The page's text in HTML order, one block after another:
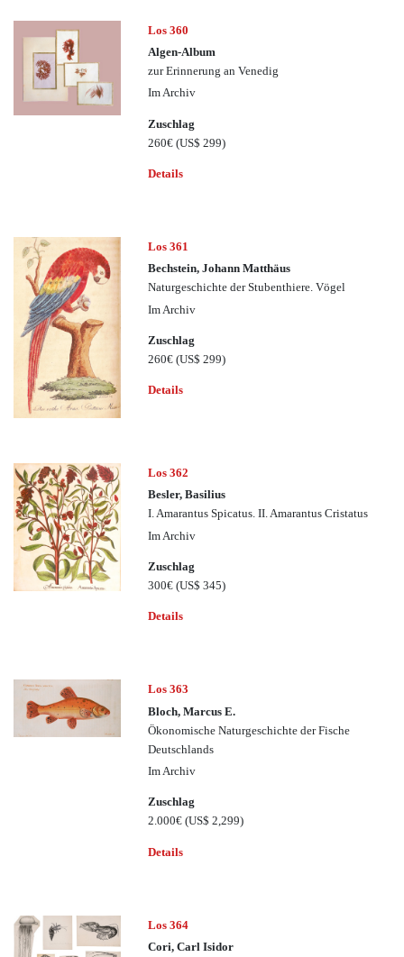
Los 360
Algen-Album
zur Erinnerung an Venedig
Im Archiv
Zuschlag
260€(US$ 299)
Details
Los 361
Bechstein, Johann Matthäus
Naturgeschichte der Stubenthiere. Vögel
Im Archiv
Zuschlag
260€(US$ 299)
Details
Los 362
Besler, Basilius
I. Amarantus Spicatus. II. Amarantus Cristatus
Im Archiv
Zuschlag
300€(US$ 345)
Details
Los 363
Bloch, Marcus E.
Ökonomische Naturgeschichte der Fische
Deutschlands
Im Archiv
Zuschlag
2.000€(US$ 2,299)
Details
Los 364
Cori, Carl Isidor